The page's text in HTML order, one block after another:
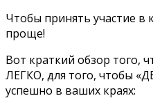
Чтобы принять участие в
проще!
Вот краткий обзор того,
ЛЕГКО, для того, чтобы
успешно в ваших краях: